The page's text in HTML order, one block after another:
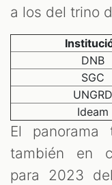
a los del trino
DNB
SGC
UNGRD
Ideam
El
también en
para 2023